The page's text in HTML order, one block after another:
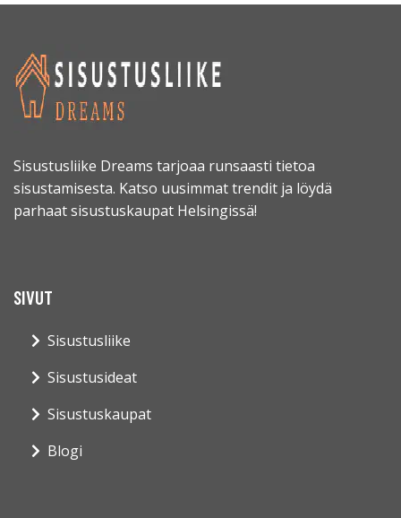
Sisustusliike Dreams tarjoaa runsaasti tietoa
sisustamisesta. Katso uusimmat trendit ja löydä
parhaat sisustuskaupat Helsingissä!
SIVUT
Sisustusliike
Sisustusideat
Sisustuskaupat
Blogi